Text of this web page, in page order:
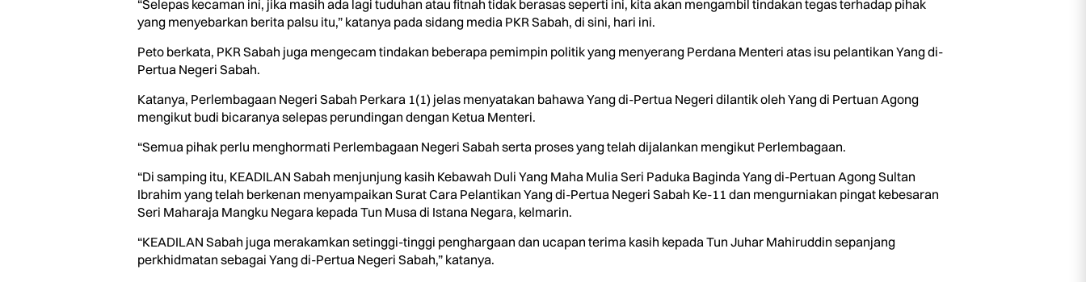
“Selepas kecaman ini, jika masih ada lagi tuduhan atau fitnah tidak berasas seperti ini, kita akan mengambil tindakan tegas terhadap pihak
yang menyebarkan berita palsu itu,” katanya pada sidang media PKR Sabah, di sini, hari ini.
Peto berkata, PKR Sabah juga mengecam tindakan beberapa pemimpin politik yang menyerang Perdana Menteri atas isu pelantikan Yang di-
Pertua Negeri Sabah.
Katanya, Perlembagaan Negeri Sabah Perkara 1(1) jelas menyatakan bahawa Yang di-Pertua Negeri dilantik oleh Yang di Pertuan Agong
mengikut budi bicaranya selepas perundingan dengan Ketua Menteri.
“Semua pihak perlu menghormati Perlembagaan Negeri Sabah serta proses yang telah dijalankan mengikut Perlembagaan.
“Di samping itu, KEADILAN Sabah menjunjung kasih Kebawah Duli Yang Maha Mulia Seri Paduka Baginda Yang di-Pertuan Agong Sultan
Ibrahim yang telah berkenan menyampaikan Surat Cara Pelantikan Yang di-Pertua Negeri Sabah Ke-11 dan mengurniakan pingat kebesaran
Seri Maharaja Mangku Negara kepada Tun Musa di Istana Negara, kelmarin.
“KEADILAN Sabah juga merakamkan setinggi-tinggi penghargaan dan ucapan terima kasih kepada Tun Juhar Mahiruddin sepanjang
perkhidmatan sebagai Yang di-Pertua Negeri Sabah,” katanya.